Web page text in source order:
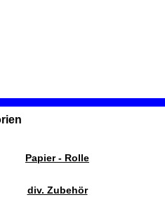
Papier - Rolle
div. Zubehör